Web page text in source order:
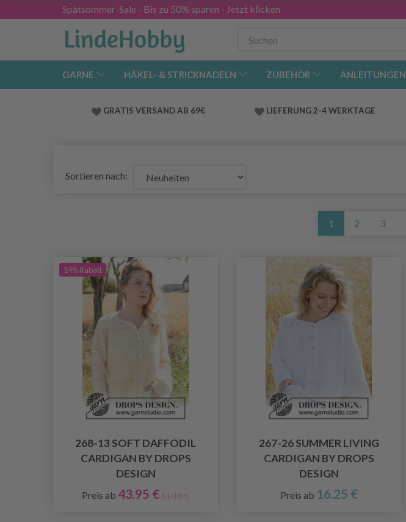
Spätsommer-Sale - Bis zu 50% sparen - Jetzt klicken
GARNE HÄKEL- & STRICKNADELN ZUBEHÖR ANLEITUNGEN
GRATIS VERSAND AB 69€ LIEFERUNG 2-4 WERKTAGE
Sortieren nach:
1 2 3
14% Rabatt
268-13 SOFT DAFFODIL
CARDIGAN BY DROPS
DESIGN
Preis ab 43.95 €51.15 €
267-26 SUMMER LIVING
CARDIGAN BY DROPS
DESIGN
Preis ab 16.25 €